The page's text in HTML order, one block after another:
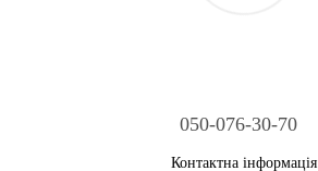
050-076-30-70
Контактна інформація